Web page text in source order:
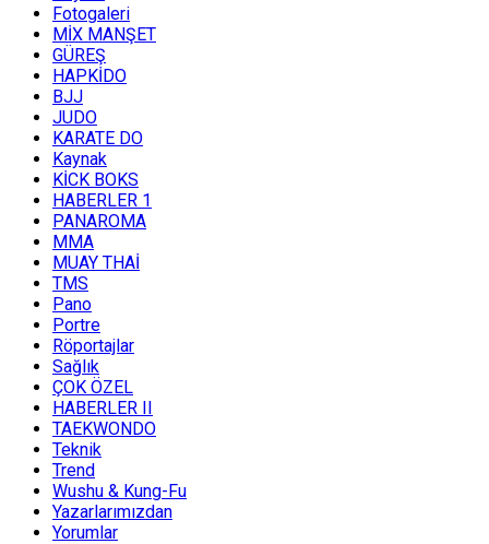
Fotogaleri
MİX MANŞET
GÜREŞ
HAPKİDO
BJJ
JUDO
KARATE DO
Kaynak
KİCK BOKS
HABERLER 1
PANAROMA
MMA
MUAY THAİ
TMS
Pano
Portre
Röportajlar
Sağlık
ÇOK ÖZEL
HABERLER II
TAEKWONDO
Teknik
Trend
Wushu & Kung-Fu
Yazarlarımızdan
Yorumlar